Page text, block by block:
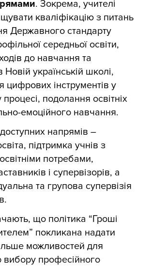
. Зокрема, учителі
кваліфікацію з питань
Державного стандарту
середньої освіти,
до навчання та
українській школі,
цифрових інструментів у
подолання освітніх
емоційного навчання.
напрямів –
підтримка учнів з
потребами,
і супервізорів, а
та групова супервізія
що політика “Гроші
покликана надати
можливостей для
вибору професійного